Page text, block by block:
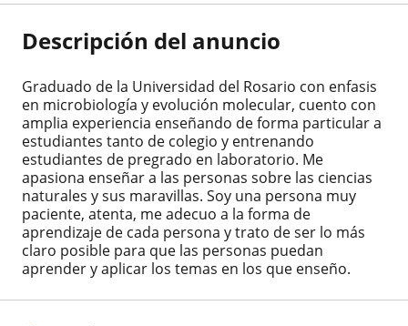
Descripción del anuncio
Graduado de la Universidad del Rosario con enfasis
en microbiología y evolución molecular, cuento con
amplia experiencia enseñando de forma particular a
estudiantes tanto de colegio y entrenando
estudiantes de pregrado en laboratorio. Me
apasiona enseñar a las personas sobre las ciencias
naturales y sus maravillas. Soy una persona muy
paciente, atenta, me adecuo a la forma de
aprendizaje de cada persona y trato de ser lo más
claro posible para que las personas puedan
aprender y aplicar los temas en los que enseño.